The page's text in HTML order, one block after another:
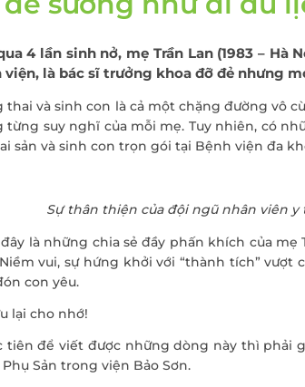
sức khỏe theo
sức khỏe xuất
lao động
tiền mãn kinh,
thoát vị bẹn
trực tràng
4 lần sinh nở, mẹ Trần Lan (1983 –
viện, là bác sĩ trưởng khoa đỡ đẻ nhưng
thai và sinh con là cả một chặng đường vô
từng suy nghĩ của mỗi mẹ. Tuy nhiên, có
sản và sinh con trọn gói tại Bệnh viện đa
Sự thân thiện của đội ngũ nhân viên
là những chia sẻ đầy phấn khích của
vui, sự hứng khởi với “thành tích”
con yêu.
lại cho nhớ!
tiên để viết được những dòng này thì phải
Sản trong viện Bảo Sơn.